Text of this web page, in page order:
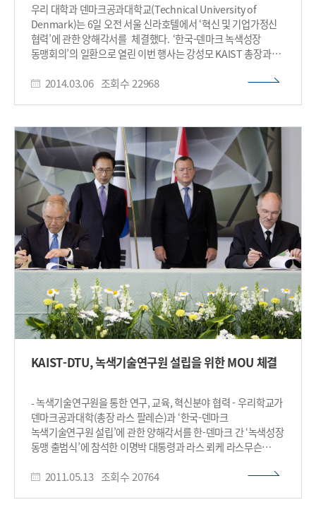
우리 대학과 덴마크공과대학교(Technical University of
Denmark)는 6일 오전 서울 신라호텔에서 ‘혁신 및 기업가정신
협력’에 관한 양해각서를 체결했다. ‘한국-덴마크 녹색성장
동맹회의’의 일환으로 열린 이번 행사는 강성모 KAIST 총장과
등 200여명의 관계자들이 참석한 가운데 열렸다. 이번
(Green Challenge)에 KAIST 학생들의 참가 ▲ KAIST 주관의
'Start up KAIST 글로벌 아이디어 경진대회’에 덴마크 학생들의
참가 분야에서 협력을 강화하게 된다. 1829년에 설립된
덴마크공대는 덴마크의 대표적인 공과대학으로 ‘2013 QS
세계대학순위’에서 134위를 기록했다. 현재 8천여명의 학생들이
수학 중이다. 한편, 강성모 총장은 이날 ‘한-덴마크 녹색성장
동맹회의’의 주제발표자로 나서 ‘지속가능한 에너지’를 주제로
2014.03.06 조회수 22968
KAIST-DTU, 녹색기술연구원 설립을 위한 MOU 체결
- 녹색기술연구원을 통한 연구, 교육, 혁신분야 협력 - 우리학교가
덴마크공과대학(총장 라스 팔레슨)과 ‘한국-덴마크
녹색기술연구원 설립’에 관한 양해각서를 한-덴마크 간 ‘녹색성장
동맹 출범식’에 참석한 이명박 대통령과 라스 뢰케 라스무슨
6시) 덴마크 코펜하겐에서 체결했다. 경계 없는 협력 연구를 위한
2011.05.13 조회수 20764